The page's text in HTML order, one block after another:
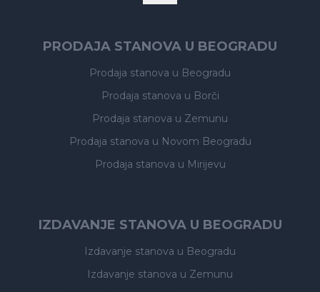
PRODAJA STANOVA U BEOGRADU
Prodaja stanova u Beogradu
Prodaja stanova u Borči
Prodaja stanova u Zemunu
Prodaja stanova u Novom Beogradu
Prodaja stanova u Mirijevu
IZDAVANJE STANOVA U BEOGRADU
Izdavanje stanova u Beogradu
Izdavanje stanova u Zemunu